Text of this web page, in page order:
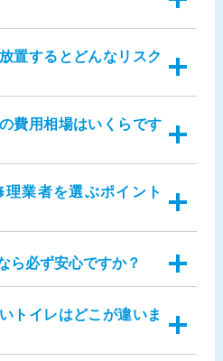
置するとどんなリスク
費用相場はいくらです
理業者を選ぶポイント
ら必ず安心ですか？
トイレはどこが違いま